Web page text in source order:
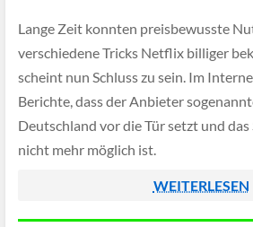
Lange Zeit konnten preisbewusste
verschiedene Tricks Netflix billiger
scheint nun Schluss zu sein. Im
Berichte, dass der Anbieter
Deutschland vor die Tür setzt und
nicht mehr möglich ist.
WEITERLESEN